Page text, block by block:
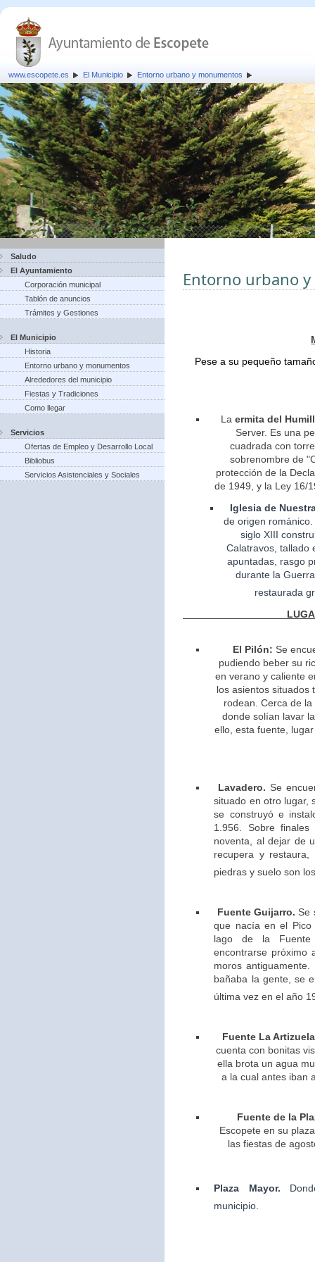
www.escopete.es El Municipio Entorno urbano y monumentos
Saludo
El Ayuntamiento
Corporación municipal
Tablón de anuncios
Trámites y Gestiones
El Municipio
Historia
Entorno urbano y monumentos
Alrededores del municipio
Fiestas y Tradiciones
Como llegar
Servicios
Ofertas de Empleo y Desarrollo Local
Bibliobus
Servicios Asistenciales y Sociales
Entorno urbano
Pese a su pequeño
La ermita del
Server. Es una
cuadrada con
sobrenombre de
protección de la
de 1949, y la Ley 16/
Iglesia de
deorigen
siglo XIII
Calatravos, tallado
apuntadas, rasgo
durante la
restaurada
El Pilón: Se
pudiendo beber su
en verano y caliente
los asientos situados
rodean. Cerca de
donde solían lavar
ello, esta fuente,
Lavadero. Se
situado en otro lugar,
se construyó e
1.956. Sobre
noventa, al dejar de
recupera y restaura,
piedras y suelo son
Fuente Guijarro. Se
que nacía en el
lago de la
encontrarse próximo
moros
bañaba la gente, se
última vez en el año
Fuente La
cuenta con bonitas
ella brota un agua
a la cual antes iban
Fuente de la
Escopete en su
las fiestas de
Plaza Mayor.
municipio.